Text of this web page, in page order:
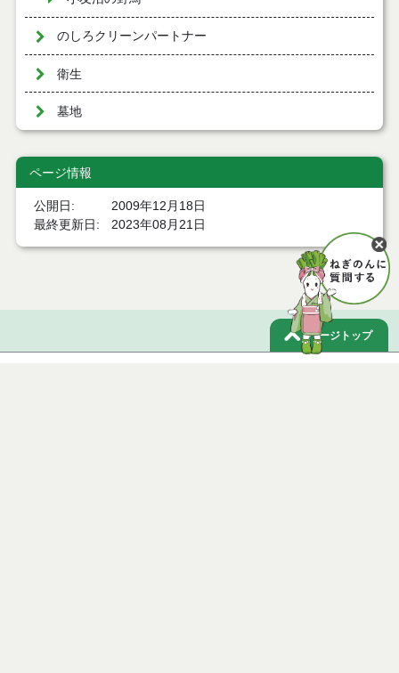
のしろクリーンパートナー
衛生
墓地
ページ情報
公開日
2009年12月18日
最終更新日
2023年08月21日
ページトップ